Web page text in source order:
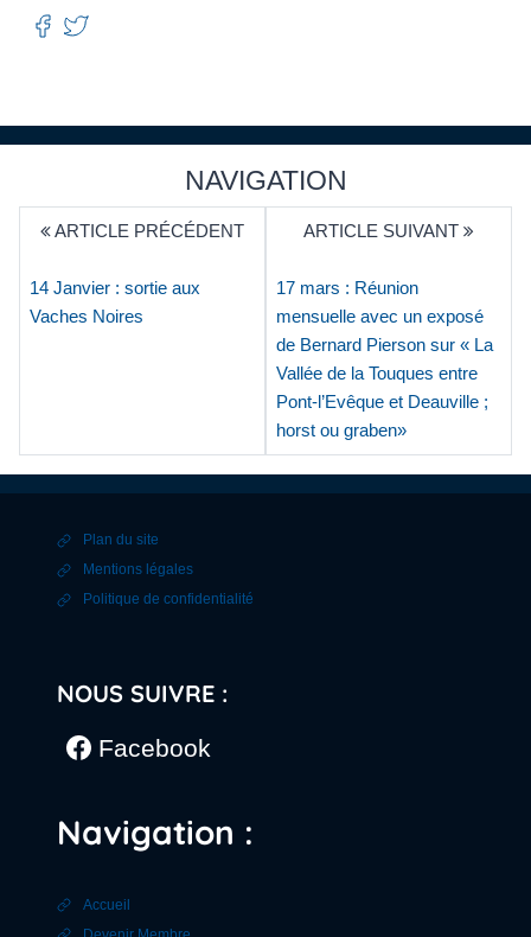
NAVIGATION
ARTICLE PRÉCÉDENT
14 Janvier : sortie aux
Vaches Noires
ARTICLE SUIVANT
17 mars : Réunion
mensuelle avec un exposé
de Bernard Pierson sur « La
Vallée de la Touques entre
Pont-l’Evêque et Deauville ;
horst ou graben»
Plan du site
Mentions légales
Politique de confidentialité
NOUS SUIVRE :
Facebook
Navigation :
Accueil